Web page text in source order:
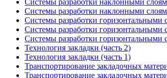
Системы разработки наклонными
Системы разработки горизонтальными
Системы разработки горизонтальными
Системы разработки горизонтальными
Технология закладки (часть 2)
Технология закладки (часть 1)
Транспортирование закладочных
Транспортирование закладочных